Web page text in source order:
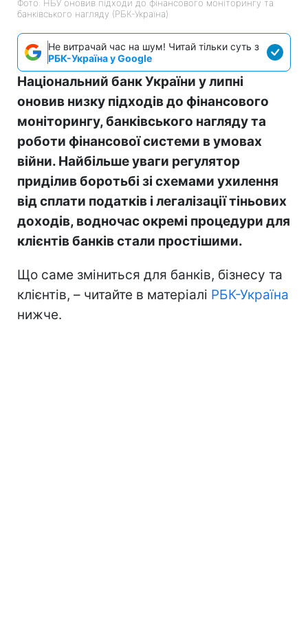
Фото: НБУ оновив підходи до фінансового моніторингу та
банківського нагляду (РБК-Україна)
Не витрачай час на шум! Читай тільки суть з
РБК-Україна у Google
Національний банк України у липні
оновив низку підходів до фінансового
моніторингу, банківського нагляду та
роботи фінансової системи в умовах
війни. Найбільше уваги регулятор
приділив боротьбі зі схемами ухилення
від сплати податків і легалізації тіньових
доходів, водночас окремі процедури для
клієнтів банків стали простішими.
Що саме зміниться для банків, бізнесу та
клієнтів, – читайте в матеріалі РБК-Україна
нижче.